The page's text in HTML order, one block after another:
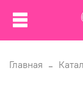
Главная